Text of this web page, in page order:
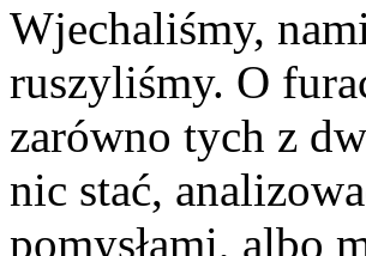
Wjechaliśmy,
ruszyliśmy. O
zarówno tych z
nic stać,
pomysłami, albo